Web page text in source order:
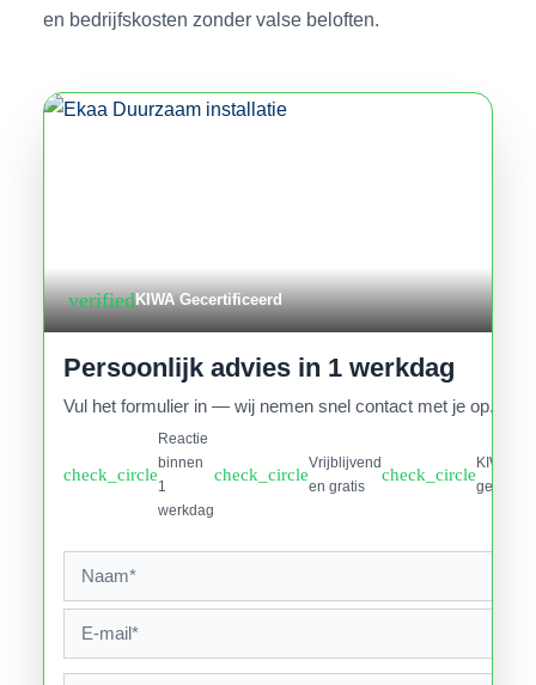
en bedrijfskosten zonder valse beloften.
verifiedKIWA Gecertificeerd
Persoonlijk advies in 1 werkdag
Vul het formulier in — wij nemen snel contact met je op.
check_circle
Reactie
binnen
1
werkdag
check_circle
Vrijblijvend
en gratis
check_circle
KIWA